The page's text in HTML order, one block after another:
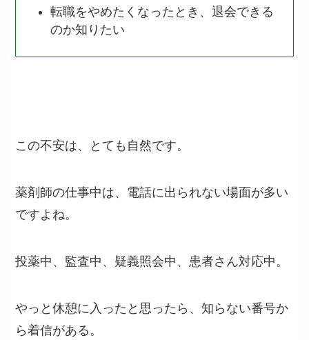
転職をやめたくなったとき、退会できる
のか知りたい
この不安は、とても自然です。
薬剤師の仕事中は、電話に出られない場面が多い
ですよね。
投薬中、監査中、疑義照会中、患者さん対応中。
やっと休憩に入ったと思ったら、知らない番号か
ら着信がある。